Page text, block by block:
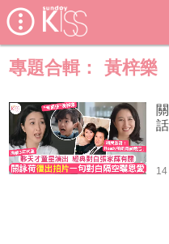
專題合輯： 黃梓樂